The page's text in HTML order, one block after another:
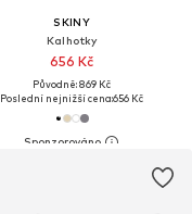
SKINY
Kalhotky
656 Kč
Původně: 869 Kč
Poslední nejnižší cena:656 Kč